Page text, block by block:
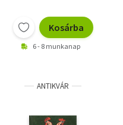
Kosárba
6 - 8 munkanap
ANTIKVÁR